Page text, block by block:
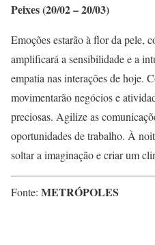
Peixes (20/02 – 20/03)
Emoções estarão à flor da pele,
amplificará a sensibilidade e a
empatia nas interações de hoje.
movimentarão negócios e
preciosas. Agilize as
oportunidades de trabalho. À
soltar a imaginação e criar um
Fonte: METRÓPOLES